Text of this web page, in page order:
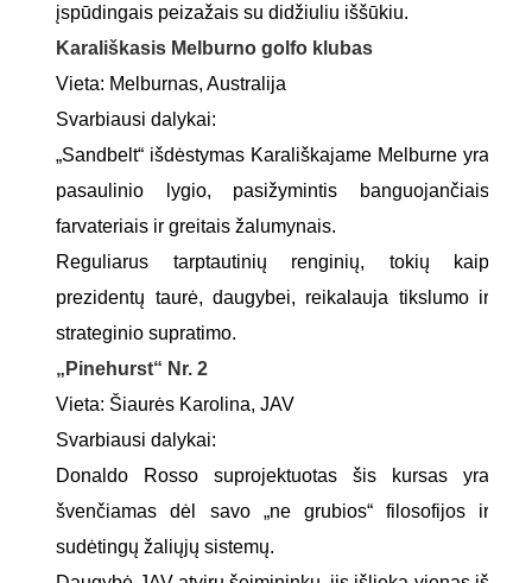
įspūdingais peizažais su didžiuliu iššūkiu.
Karališkasis Melburno golfo klubas
Vieta: Melburnas, Australija
Svarbiausi dalykai:
„Sandbelt“ išdėstymas Karališkajame Melburne yra
pasaulinio lygio, pasižymintis banguojančiais
farvateriais ir greitais žalumynais.
Reguliarus tarptautinių renginių, tokių kaip
prezidentų taurė, daugybei, reikalauja tikslumo ir
strateginio supratimo.
„Pinehurst“ Nr. 2
Vieta: Šiaurės Karolina, JAV
Svarbiausi dalykai:
Donaldo Rosso suprojektuotas šis kursas yra
švenčiamas dėl savo „ne grubios“ filosofijos ir
sudėtingų žaliųjų sistemų.